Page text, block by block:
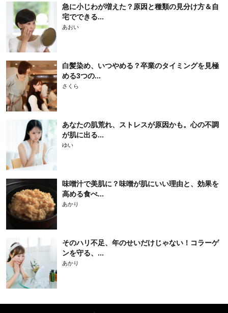
急に小じわが増えた？原因と種類の見分け方＆自
宅でできる...
あおい
白髪染め、いつやめる？卒業のタイミングを見極
める3つの...
さくら
あなたの肌荒れ、ストレスが原因かも。心の不調
が肌に出る...
ゆい
味噌汁で美肌に？味噌が肌にいい理由と、効果を
高める食べ...
あかり
そのハリ不足、年のせいだけじゃない！コラーゲ
ンを守る、...
あかり